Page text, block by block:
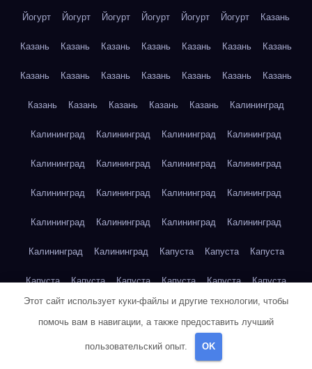
Йогурт Йогурт Йогурт Йогурт Йогурт Йогурт Казань
Казань Казань Казань Казань Казань Казань Казань
Казань Казань Казань Казань Казань Казань Казань
Казань Казань Казань Казань Казань Калининград
Калининград Калининград Калининград Калининград
Калининград Калининград Калининград Калининград
Калининград Калининград Калининград Калининград
Калининград Калининград Калининград Калининград
Калининград Калининград Капуста Капуста Капуста
Капуста Капуста Капуста Капуста Капуста Капуста
Этот сайт использует куки-файлы и другие технологии, чтобы
помочь вам в навигации, а также предоставить лучший
пользовательский опыт. OK